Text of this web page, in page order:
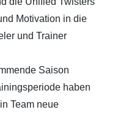
Motivation in die
und Trainer
Saison
haben
Team neue